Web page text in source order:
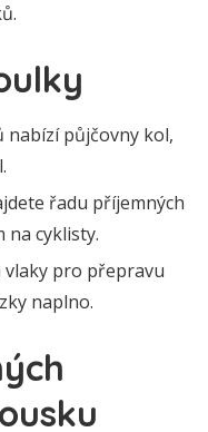
nabízí půjčovny kol,
řadu příjemných
na cyklisty.
pro přepravu
naplno.